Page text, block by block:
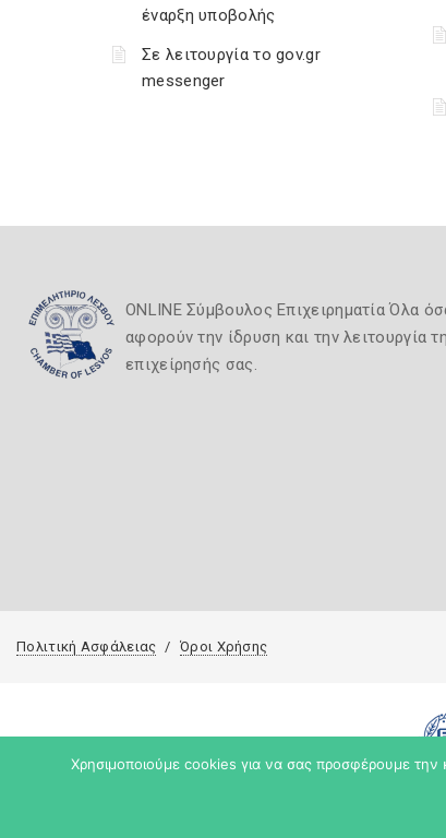
έναρξη υποβολής
Σε λειτουργία το gov.gr
messenger
ONLINE Σύμβουλος Επιχειρηματία Όλα
αφορούν την ίδρυση και την λειτουργία
επιχείρησής σας.
Πολιτική Ασφάλειας Όροι Χρήσης
Χρησιμοποιούμε cookies για να σας προσφέρουμε την